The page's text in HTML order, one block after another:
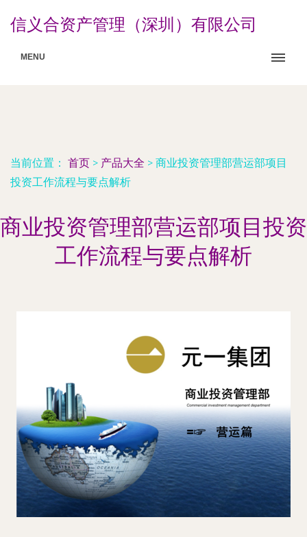
信义合资产管理（深圳）有限公司
MENU
当前位置： 首页 > 产品大全 > 商业投资管理部营运部项目
投资工作流程与要点解析
商业投资管理部营运部项目投资
工作流程与要点解析